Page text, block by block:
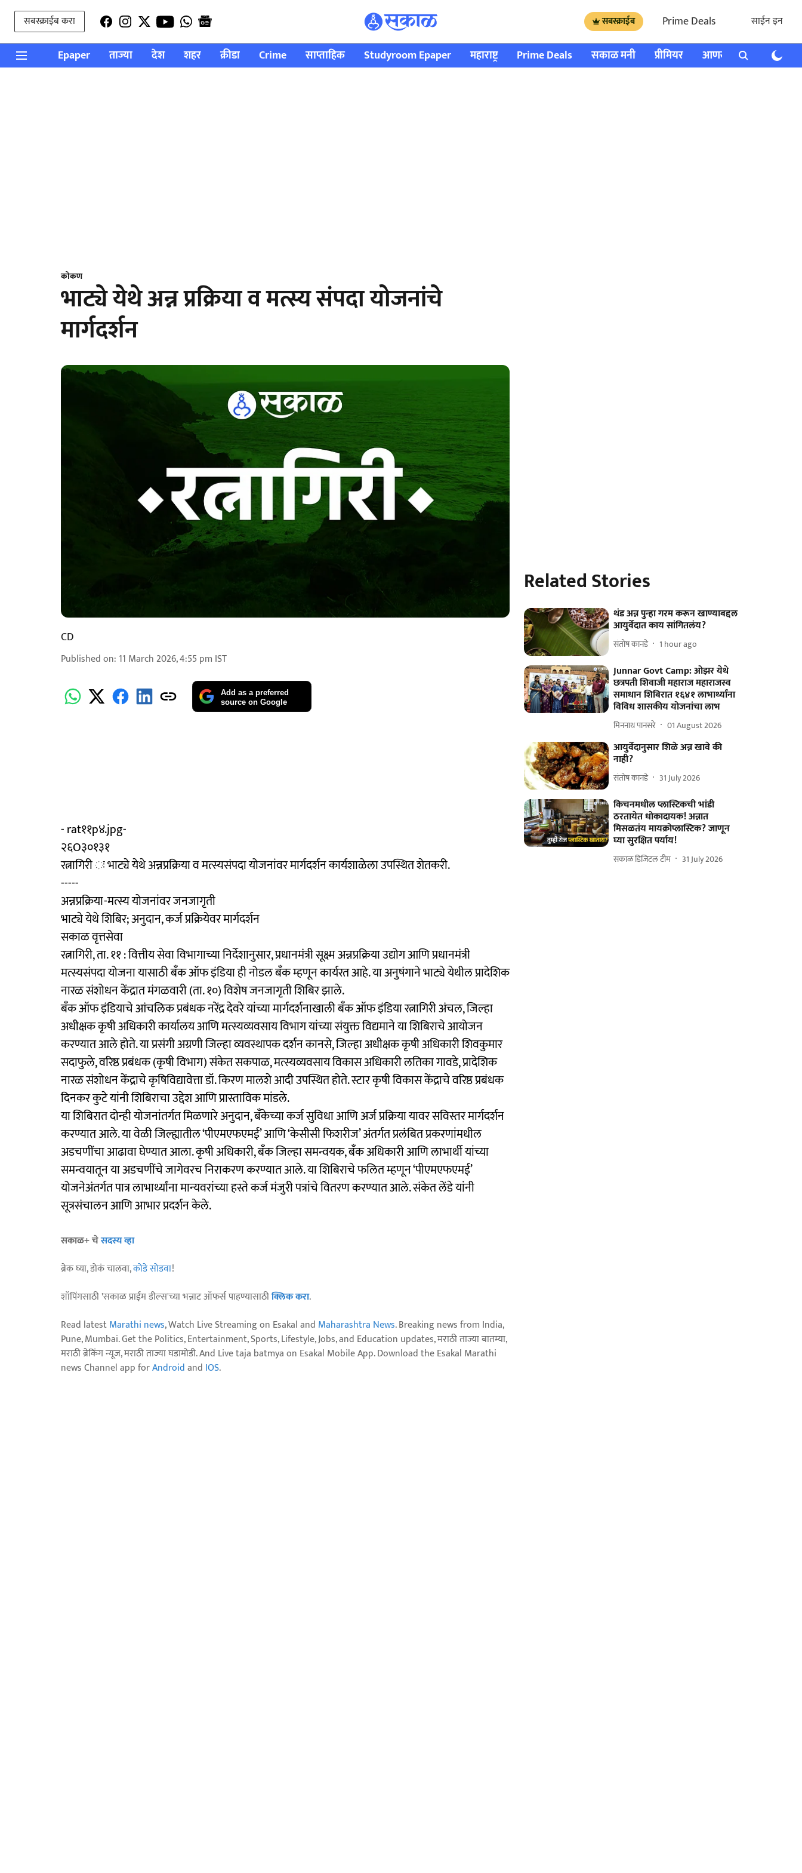
सबस्क्राईब करा सबस्क्राईब Prime Deals साईन इन
Epaper ताज्या देश शहर क्रीडा Crime साप्ताहिक Studyroom Epaper महाराष्ट्र Prime Deals सकाळ मनी प्रीमियर आणखी राशी भविष्य
कोकण
भाट्ये येथे अन्न प्रक्रिया व मत्स्य संपदा योजनांचे
मार्गदर्शन
CD
Published on: 11 March 2026, 4:55 pm IST
Add as a preferred
source on Google
- rat११p४.jpg-
२६O३०१३१
रत्नागिरी ः भाट्ये येथे अन्नप्रक्रिया व मत्स्यसंपदा योजनांवर मार्गदर्शन कार्यशाळेला उपस्थित शेतकरी.
-----
अन्नप्रक्रिया-मत्स्य योजनांवर जनजागृती
भाट्ये येथे शिबिर; अनुदान, कर्ज प्रक्रियेवर मार्गदर्शन
सकाळ वृत्तसेवा
रत्नागिरी, ता. ११ : वित्तीय सेवा विभागाच्या निर्देशानुसार, प्रधानमंत्री सूक्ष्म अन्नप्रक्रिया उद्योग आणि प्रधानमंत्री
मत्स्यसंपदा योजना यासाठी बँक ऑफ इंडिया ही नोडल बँक म्हणून कार्यरत आहे. या अनुषंगाने भाट्ये येथील प्रादेशिक
नारळ संशोधन केंद्रात मंगळवारी (ता. १०) विशेष जनजागृती शिबिर झाले.
बँक ऑफ इंडियाचे आंचलिक प्रबंधक नरेंद्र देवरे यांच्या मार्गदर्शनाखाली बँक ऑफ इंडिया रत्नागिरी अंचल, जिल्हा
अधीक्षक कृषी अधिकारी कार्यालय आणि मत्स्यव्यवसाय विभाग यांच्या संयुक्त विद्यमाने या शिबिराचे आयोजन
करण्यात आले होते. या प्रसंगी अग्रणी जिल्हा व्यवस्थापक दर्शन कानसे, जिल्हा अधीक्षक कृषी अधिकारी शिवकुमार
सदाफुले, वरिष्ठ प्रबंधक (कृषी विभाग) संकेत सकपाळ, मत्स्यव्यवसाय विकास अधिकारी लतिका गावडे, प्रादेशिक
नारळ संशोधन केंद्राचे कृषिविद्यावेत्ता डॉ. किरण मालशे आदी उपस्थित होते. स्टार कृषी विकास केंद्राचे वरिष्ठ प्रबंधक
दिनकर कुटे यांनी शिबिराचा उद्देश आणि प्रास्ताविक मांडले.
या शिबिरात दोन्ही योजनांतर्गत मिळणारे अनुदान, बँकेच्या कर्ज सुविधा आणि अर्ज प्रक्रिया यावर सविस्तर मार्गदर्शन
करण्यात आले. या वेळी जिल्ह्यातील ‘पीएमएफएमई’ आणि ‘केसीसी फिशरीज’ अंतर्गत प्रलंबित प्रकरणांमधील
अडचणींचा आढावा घेण्यात आला. कृषी अधिकारी, बँक जिल्हा समन्वयक, बँक अधिकारी आणि लाभार्थी यांच्या
समन्वयातून या अडचणींचे जागेवरच निराकरण करण्यात आले. या शिबिराचे फलित म्हणून ‘पीएमएफएमई’
योजनेअंतर्गत पात्र लाभार्थ्यांना मान्यवरांच्या हस्ते कर्ज मंजुरी पत्रांचे वितरण करण्यात आले. संकेत लेंडे यांनी
सूत्रसंचालन आणि आभार प्रदर्शन केले.
सकाळ+ चेसदस्य व्हा
ब्रेक घ्या, डोकं चालवा,कोडे सोडवा!
शॉपिंगसाठी 'सकाळ प्राईम डील्स'च्या भन्नाट ऑफर्स पाहण्यासाठीक्लिक करा.
Read latestMarathi news, Watch Live Streaming on Esakal and Maharashtra News. Breaking news from India,
Pune, Mumbai. Get the Politics, Entertainment, Sports, Lifestyle, Jobs, and Education updates, मराठी ताज्या बातम्या,
मराठी ब्रेकिंग न्यूज, मराठी ताज्या घडामोडी. And Live taja batmya on Esakal Mobile App. Download the Esakal Marathi
news Channel app forAndroidand IOS.
Related Stories
थंड अन्न पुन्हा गरम करून खाण्याबद्दल
आयुर्वेदात काय सांगितलंय?
संतोष कानडे 1 hour ago
Junnar Govt Camp: ओझर येथे
छत्रपती शिवाजी महाराज महाराजस्व
समाधान शिबिरात १६४१ लाभार्थ्यांना
विविध शासकीय योजनांचा लाभ
मिननाथ पानसरे 01 August 2026
आयुर्वेदानुसार शिळे अन्न खावे की
नाही?
संतोष कानडे 31 July 2026
किचनमधील प्लास्टिकची भांडी
ठरतायेत धोकादायक! अन्नात
मिसळतंय मायक्रोप्लास्टिक? जाणून
घ्या सुरक्षित पर्याय!
सकाळ डिजिटल टीम 31 July 2026